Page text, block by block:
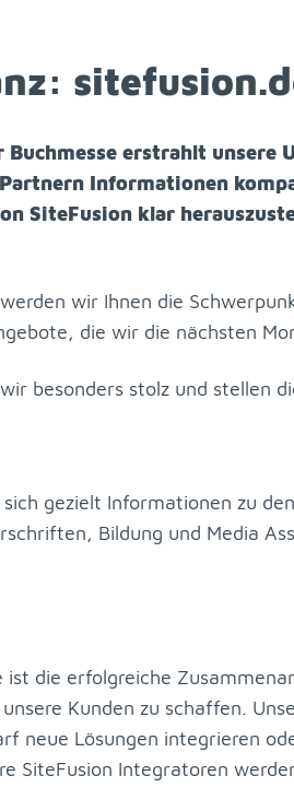
er­strahlt un­se­re
In­for­ma­tio­nen
Site­Fu­si­on klar
wir Ih­nen die
die wir die nächs­ten
be­son­ders stolz und stel­len
sich ge­zielt In­for­ma­tio­nen zu
Bil­dung und Me­dia
die er­folg­rei­che
Kun­den zu schaf­fen.
neue Lö­sun­gen in­te­grie­ren
Site­Fu­si­on In­te­gra­to­ren